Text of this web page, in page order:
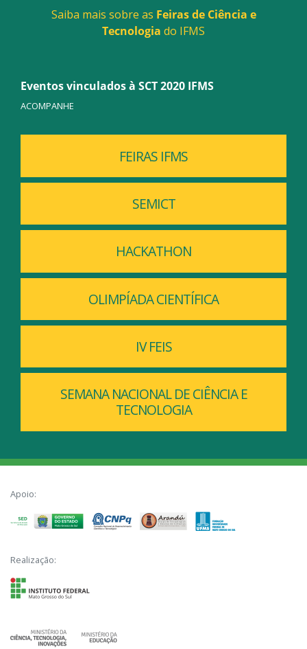
Saiba mais sobre as Feiras de Ciência e
Tecnologia do IFMS
Eventos vinculados à SCT 2020 IFMS
ACOMPANHE
FEIRAS IFMS
SEMICT
HACKATHON
OLIMPÍADA CIENTÍFICA
IV FEIS
SEMANA NACIONAL DE CIÊNCIA E
TECNOLOGIA
Apoio:
Realização: